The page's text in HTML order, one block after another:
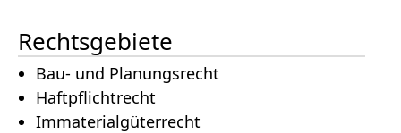
Rechtsgebiete
Bau- und Planungsrecht
Haftpflichtrecht
Immaterialgüterrecht